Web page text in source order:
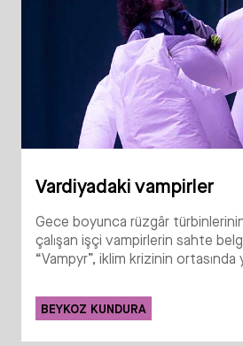
Vardiyadaki vampirler
Gece boyunca rüzgâr
çalışan işçi vampirlerin sahte
“Vampyr”, iklim krizinin ortasında
BEYKOZ KUNDURA